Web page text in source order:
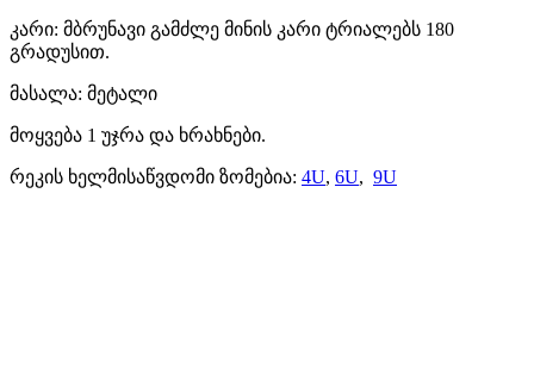
კარი: მბრუნავი გამძლე მინის კარი ტრიალებს 180
გრადუსით.
მასალა: მეტალი
მოყვება 1 უჯრა და ხრახნები.
რეკის ხელმისაწვდომი ზომებია: 4U, 6U, 9U